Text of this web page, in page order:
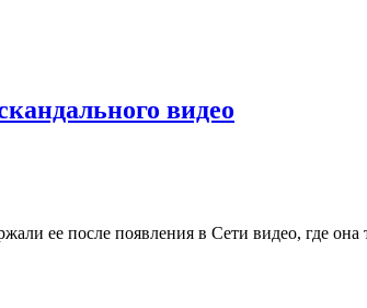
видео
ее после появления в Сети видео, где